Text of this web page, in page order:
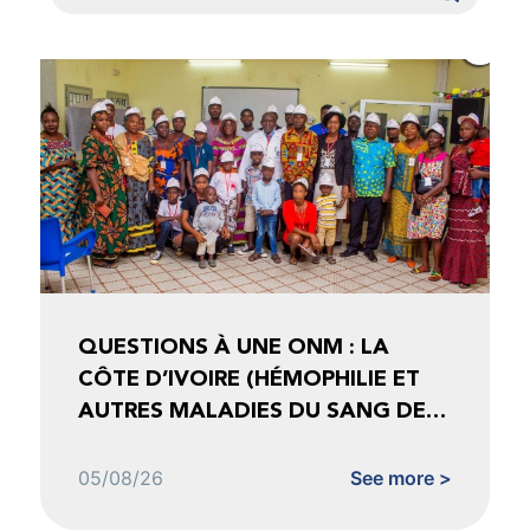
QUESTIONS À UNE ONM : LA
CÔTE D’IVOIRE (HÉMOPHILIE ET
AUTRES MALADIES DU SANG DE
05/08/26 See more >